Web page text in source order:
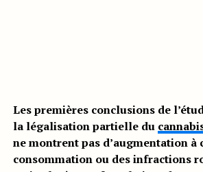
Les premières conclusions de
la légalisation partielle du
ne montrent pas d’augmentation à
consommation ou des infractions